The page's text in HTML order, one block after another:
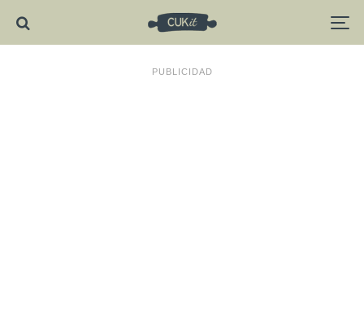
PUBLICIDAD